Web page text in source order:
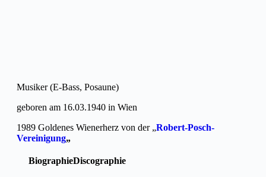
Musiker (E-Bass, Posaune)
geboren am 16.03.1940 in Wien
1989 Goldenes Wienerherz von der „Robert-Posch-
Vereinigung„
BiographieDiscographie